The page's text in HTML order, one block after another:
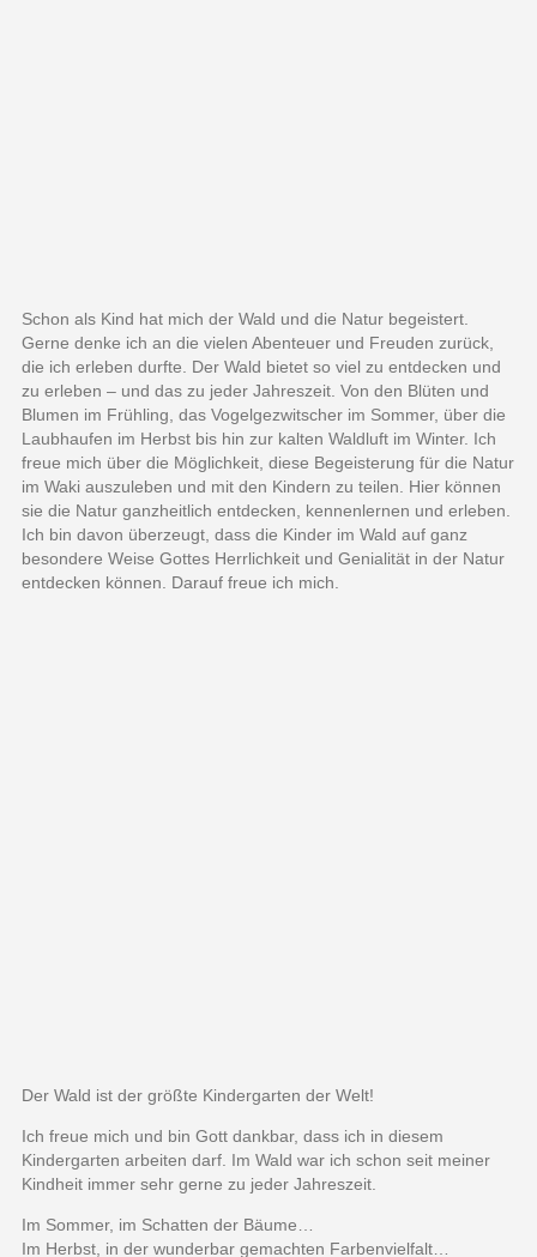
Schon als Kind hat mich der Wald und die Naturbegeistert.
Gerne denke ich an die vielen Abenteuer und Freuden zurück,
die ich erleben durfte. Der Wald bietet so viel zu entdecken und
zu erleben – und das zu jeder Jahreszeit. Von den Blüten und
Blumen im Frühling, das Vogelgezwitscher im Sommer, über die
Laubhaufen im Herbst bis hin zur kalten Waldluftim Winter. Ich
freue mich über die Möglichkeit, diese Begeisterung für die Natur
im Waki auszuleben und mit den Kindern zu teilen. Hier können
sie die Natur ganzheitlich entdecken, kennenlernen und erleben.
Ich bin davon überzeugt, dass die Kinder im Wald auf ganz
besondere Weise Gottes Herrlichkeit und Genialität in der Natur
entdecken können. Darauf freue ich mich.
Der Wald ist der größte Kindergarten der Welt!
Ich freue mich und bin Gott dankbar, dass ich in diesem
Kindergarten arbeiten darf. Im Wald war ich schon seit meiner
Kindheit immer sehr gerne zu jeder Jahreszeit.
Im Sommer, im Schatten der Bäume…
Im Herbst, in der wunderbar gemachten Farbenvielfalt…